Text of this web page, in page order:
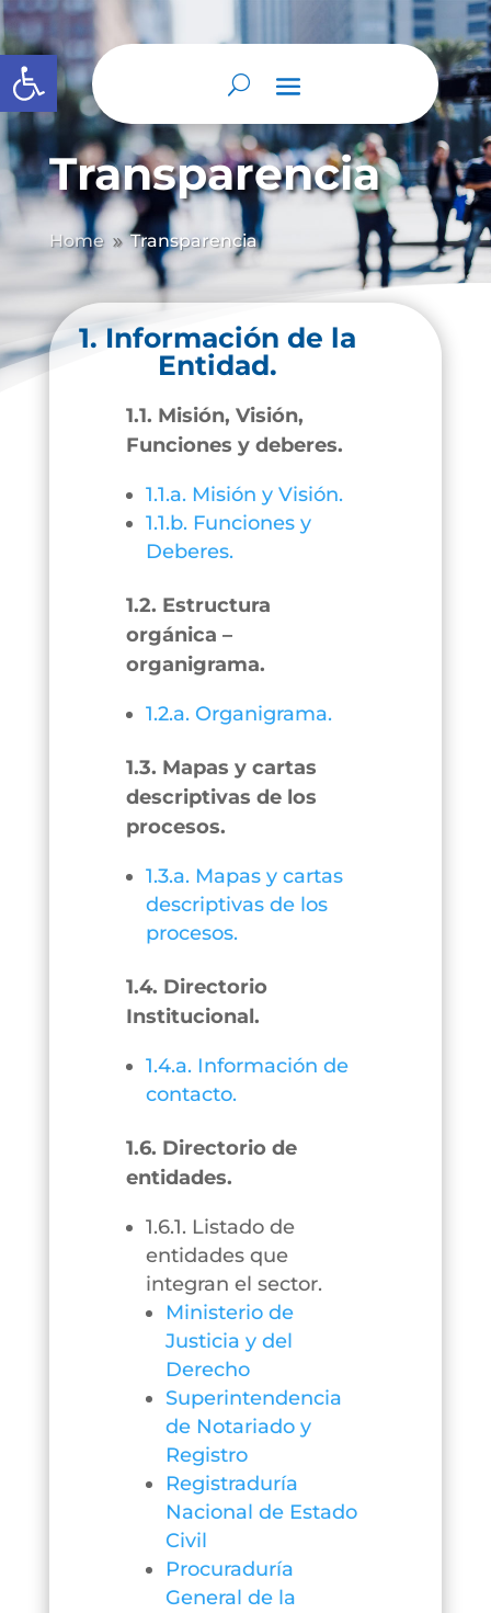
Abrir barra de herramientas
Transparencia
Home 9 Transparencia
1. Información de la
Entidad.
1.1. Misión, Visión,
Funciones y deberes.
1.1.a. Misión y Visión.
1.1.b. Funciones y
Deberes.
1.2. Estructura
orgánica –
organigrama.
1.2.a. Organigrama.
1.3. Mapas y cartas
descriptivas de los
procesos.
1.3.a. Mapas y cartas
descriptivas de los
procesos.
1.4. Directorio
Institucional.
1.4.a. Información de
contacto.
1.6. Directorio de
entidades.
1.6.1. Listado de
entidades que
integran el sector.
Ministerio de
Justicia y del
Derecho
Superintendencia
de Notariado y
Registro
Registraduría
Nacional de Estado
Civil
Procuraduría
General de la